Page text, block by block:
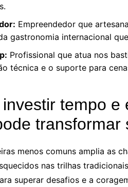
Empreendedor que
gastronomia internacional
Profissional que atua nos
técnica e o suporte para
tempo e
transformar
menos comuns amplia as
nas trilhas
superar desafios e a